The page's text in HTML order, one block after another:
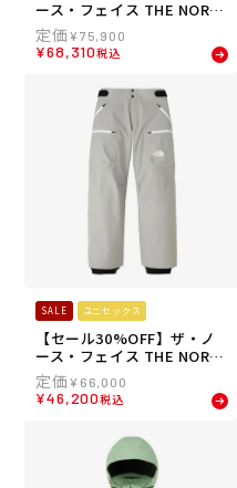
ース・フェイス THE NORT
H FACE スノボー スノボ ス
ノーボード ウェア パンツ R
TG ゴアテックス パンツ RT
7-FD メンズ レディース ユ
ニセックス 25-26
¥75,900
¥68,310税込
SALE ユニセックス
【セール30%OFF】ザ・ノ
ース・フェイス THE NORT
H FACE スノボー スノボ ス
ノーボード ウェア パンツ レ
イバック ライド パンツ LAY
MG メンズ レディース ユニ
セックス 25-26
¥ 66,000
¥46,200税込